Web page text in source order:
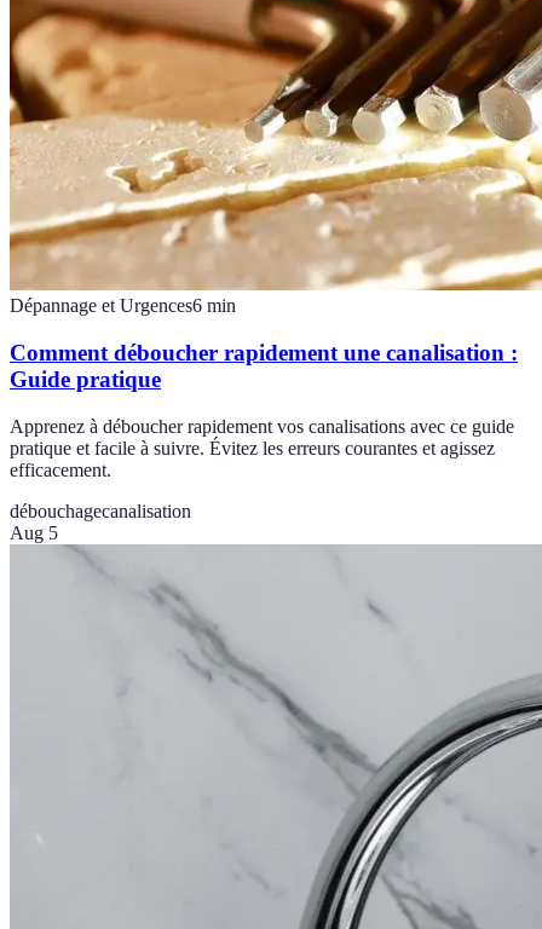
Dépannage et Urgences6 min
Comment déboucher rapidement une canalisation :
Guide pratique
Apprenez à déboucher rapidement vos canalisations avec ce guide
pratique et facile à suivre. Évitez les erreurs courantes et agissez
efficacement.
débouchagecanalisation
Aug 5